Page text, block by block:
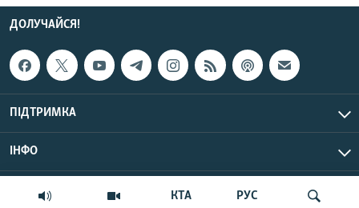
КТА РУС
ДОЛУЧАЙСЯ!
ПІДТРИМКА
ІНФО
© Крим.Реалії, 2026 | Усі права застережено.